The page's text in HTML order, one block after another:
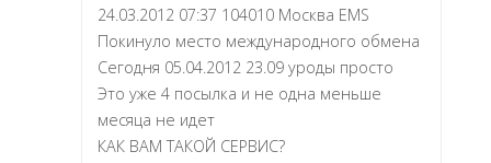
24.03.2012 07:37 104010 Москва EMS
Покинуло место международного обмена
Сегодня 05.04.2012 23.09 уроды просто
Это уже 4 посылка и не одна меньше
месяца не идет
КАК ВАМ ТАКОЙ СЕРВИС?